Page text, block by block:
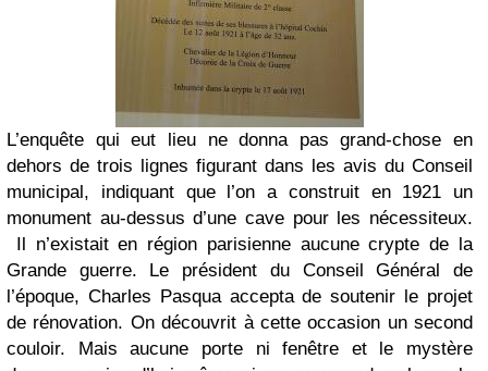
L’enquête qui eut lieu ne donna pas grand-chose en
dehors de trois lignes figurant dans les avis du Conseil
municipal, indiquant que l’on a construit en 1921 un
monument au-dessus d’une cave pour les nécessiteux.
Il n’existait en région parisienne aucune crypte de la
Grande guerre. Le président du Conseil Général de
l’époque, Charles Pasqua accepta de soutenir le projet
de rénovation. On découvrit à cette occasion un second
couloir. Mais aucune porte ni fenêtre et le mystère